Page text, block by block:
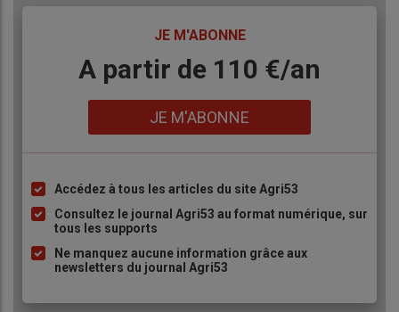
JE M'ABONNE
BodyA partir de 110 €/an
JE M'ABONNE
Liste
à
puce
Accédez à tous les articles du site Agri53
Consultez le journal Agri53 au format numérique, sur
tous les supports
Ne manquez aucune information grâce aux
newsletters du journal Agri53